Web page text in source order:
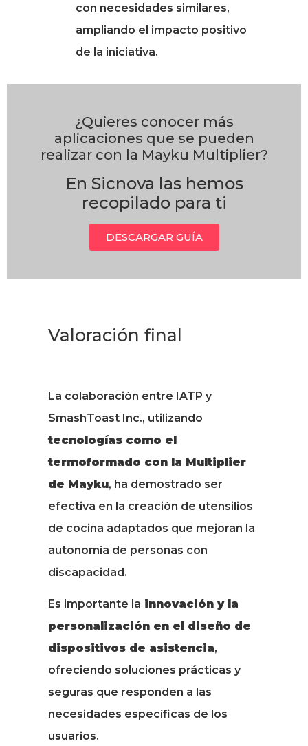
con necesidades similares,
ampliando el impacto positivo
de la iniciativa.
¿Quieres conocer más
aplicaciones que se pueden
realizar con la Mayku Multiplier?
En Sicnova las hemos
recopilado para ti
DESCARGAR GUÍA
Valoración final
La colaboración entre IATP y
SmashToast Inc., utilizando
tecnologías como el
termoformado con la Multiplier
de Mayku, ha demostrado ser
efectiva en la creación de utensilios
de cocina adaptados que mejoran la
autonomía de personas con
discapacidad.
Es importante la innovación y la
personalización en el diseño de
dispositivos de asistencia,
ofreciendo soluciones prácticas y
seguras que responden a las
necesidades específicas de los
usuarios.